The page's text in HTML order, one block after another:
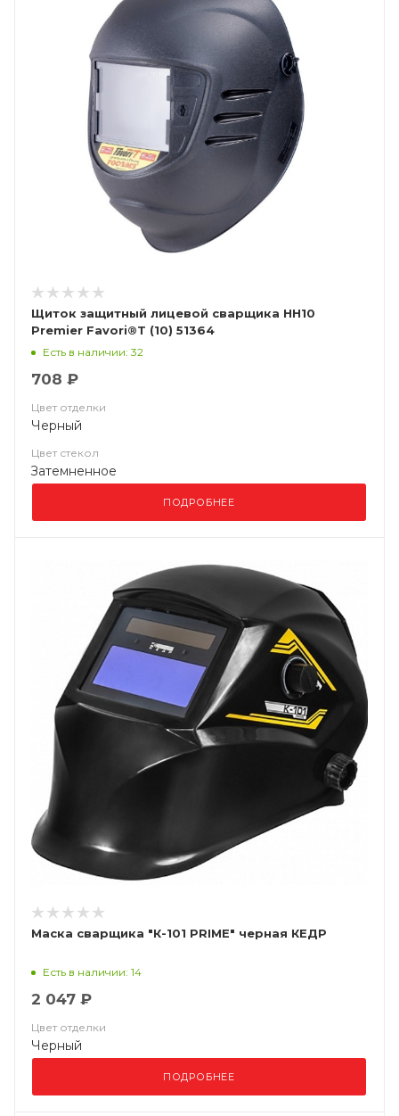
Щиток защитный лицевой сварщика НН10
Premier Favori®T (10) 51364
Есть в наличии: 32
708 ₽
Цвет отделки
Черный
Цвет стекол
Затемненное
ПОДРОБНЕЕ
Маска сварщика "К-101 PRIME" черная КЕДР
Есть в наличии: 14
2 047 ₽
Цвет отделки
Черный
ПОДРОБНЕЕ